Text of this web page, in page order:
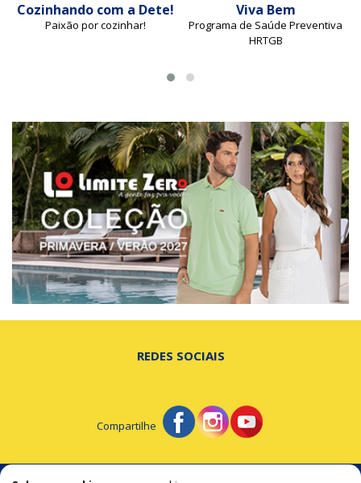
Cozinhando com a Dete!
Paixão por cozinhar!
Viva Bem
Programa de Saúde Preventiva
HRTGB
REDES SOCIAIS
Compartilhe
© Portal de Beltrão - A notícia na hora certa!